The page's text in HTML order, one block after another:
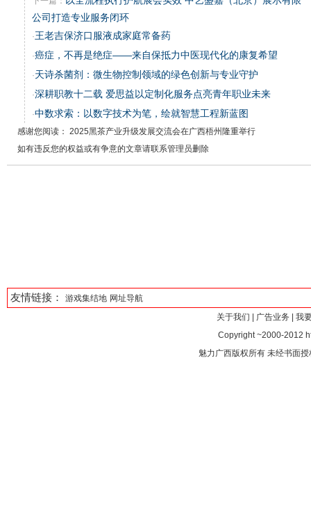
公司打造专业服务闭环
·王老吉保济口服液成家庭常备药
·癌症，不再是绝症——来自保抵力中医现代化的康复希望
·天诗杀菌剂：微生物控制领域的绿色创新与专业守护
·深耕职教十二载 爱思益以定制化服务点亮青年职业未来
·中数求索：以数字技术为笔，绘就智慧工程新蓝图
感谢您阅读： 2025黑茶产业升级发展交流会在广西梧州隆重举行
如有违反您的权益或有争意的文章请联系管理员删除
友情链接： 游戏集结地 网址导航
关于我们
广告业务
我
Copyright ~2000-2012
魅力广西版权所有 未经书面